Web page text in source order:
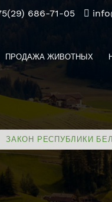
686-71-05
ПРОДАЖА ЖИВОТНЫХ
ЗАКОН РЕСПУБЛИКИ